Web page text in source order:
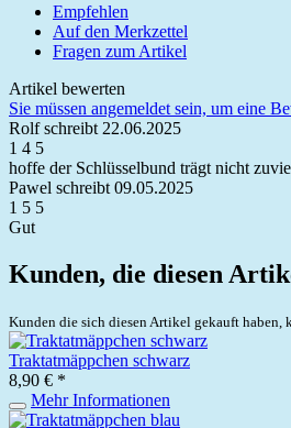
Empfehlen
Auf den Merkzettel
Fragen zum Artikel
Artikel bewerten
Sie müssen angemeldet sein, um eine
Rolfschreibt 22.06.2025
1 4 5
hoffe der Schlüsselbund trägt nicht
Pawel schreibt 09.05.2025
1 5 5
Gut
Kunden, die diesen
Kunden die sich diesen Artikel gekauft haben,
Traktatmäppchen schwarz
8,90 € *
Mehr Informationen